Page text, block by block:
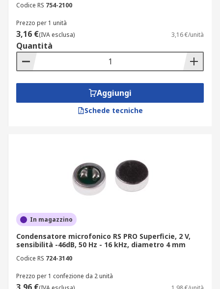
Codice RS 754-2100
Prezzo per 1 unità
3,16 €(IVA esclusa) 3,16 €/unità
Quantità
Aggiungi
Schede tecniche
In magazzino
Condensatore microfonico RS PRO Superficie, 2 V,
sensibilità -46dB, 50 Hz - 16 kHz, diametro 4 mm
Codice RS 724-3140
Prezzo per 1 confezione da 2 unità